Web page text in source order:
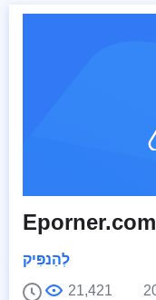
Eporner.com
לְהַנפִּיק
21,421